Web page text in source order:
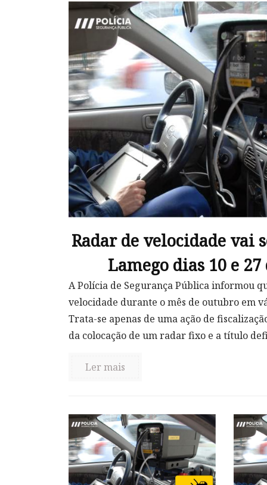
Radar de velocidade vai
Lamego dias 10 e
A Polícia de Segurança Pública informou
velocidade durante o mês de outubro em
Trata-se apenas de uma ação de
da colocação de um radar fixo e a título
Ler mais